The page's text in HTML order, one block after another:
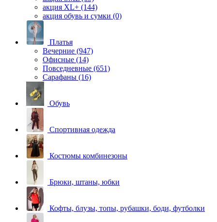
акция XL+ (144)
акция обувь и сумки (0)
Платья
Вечерние (947)
Офисные (14)
Повседневные (651)
Сарафаны (16)
Обувь
Спортивная одежда
Костюмы комбинезоны
Брюки, штаны, юбки
Кофты, блузы, топы, рубашки, боди, футболки